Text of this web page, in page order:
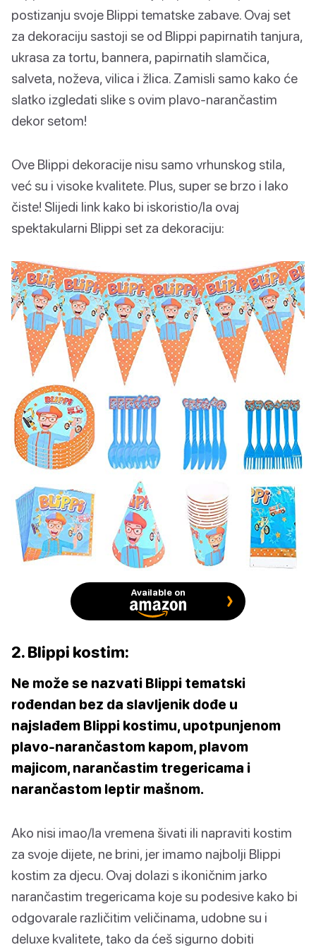
postizanju svoje Blippi tematske zabave. Ovaj set
za dekoraciju sastoji se od Blippi papirnatih tanjura,
ukrasa za tortu, bannera, papirnatih slamčica,
salveta, noževa, vilica i žlica. Zamisli samo kako će
slatko izgledati slike s ovim plavo-narančastim
dekor setom!
Ove Blippi dekoracije nisu samo vrhunskog stila,
već su i visoke kvalitete. Plus, super se brzo i lako
čiste! Slijedi link kako bi iskoristio/la ovaj
spektakularni Blippi set za dekoraciju:
Available on
2. Blippi kostim:
Ne može se nazvati Blippi tematski
rođendan bez da slavljenik dođe u
najslađem Blippi kostimu, upotpunjenom
plavo-narančastom kapom, plavom
majicom, narančastim tregericama i
narančastom leptir mašnom.
Ako nisi imao/la vremena šivati ili napraviti kostim
za svoje dijete, ne brini, jer imamo najbolji Blippi
kostim za djecu. Ovaj dolazi s ikoničnim jarko
narančastim tregericama koje su podesive kako bi
odgovarale različitim veličinama, udobne su i
deluxe kvalitete, tako da ćeš sigurno dobiti